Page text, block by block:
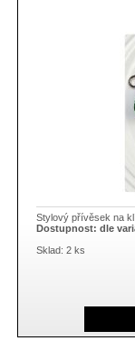
Stylový přívěsek na
Dostupnost:dle
Sklad: 2 ks